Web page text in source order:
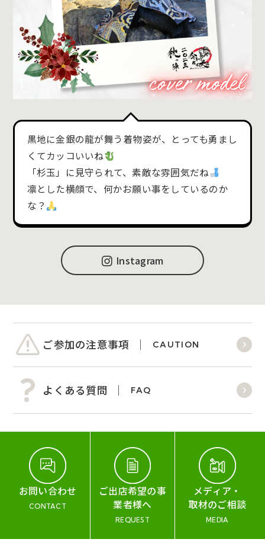
黒地に金銀の龍が舞う着物姿が、とっても勇まし
くてカッコいいね
「杉玉」に見守られて、素敵な雰囲気だね
凛とした横顔で、何かお願い事をしているのか
な？
Instagram
ご参加の注意事項 CAUTION
よくある質問 FAQ
お問い合わせ
CONTACT
ご出店希望の事
業者様へ
REQUEST
メディア・
取材のご相談
MEDIA